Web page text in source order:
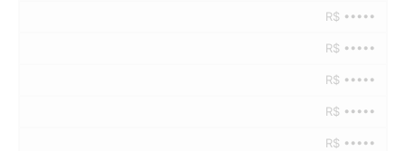
R$ •••••
R$ •••••
R$ •••••
R$ •••••
R$ •••••